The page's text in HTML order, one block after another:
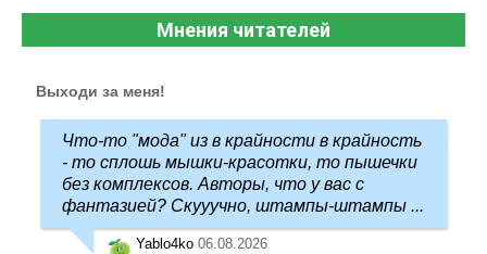
Мнения читателей
Выходи за меня!
Что-то "мода" из в крайности в крайность
- то сплошь мышки-красотки, то пышечки
без комплексов. Авторы, что у вас с
фантазией? Скууучно, штампы-штампы ...
Yablo4ko 06.08.2026